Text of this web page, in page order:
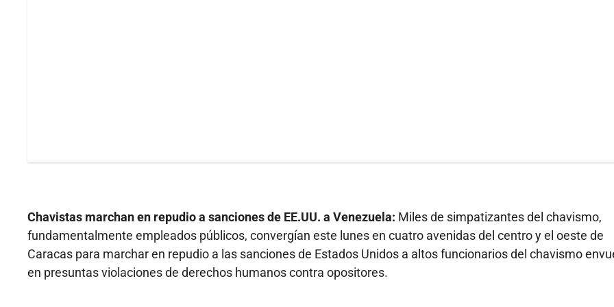
Chavistas marchan en repudio a sanciones de EE.UU. a Venezuela: Miles de simpatizantes del chavismo,
fundamentalmente empleados públicos, convergían este lunes en cuatro avenidas del centro y el oeste de
Caracas para marchar en repudio a las sanciones de Estados Unidos a altos funcionarios del chavismo
en presuntas violaciones de derechos humanos contra opositores.